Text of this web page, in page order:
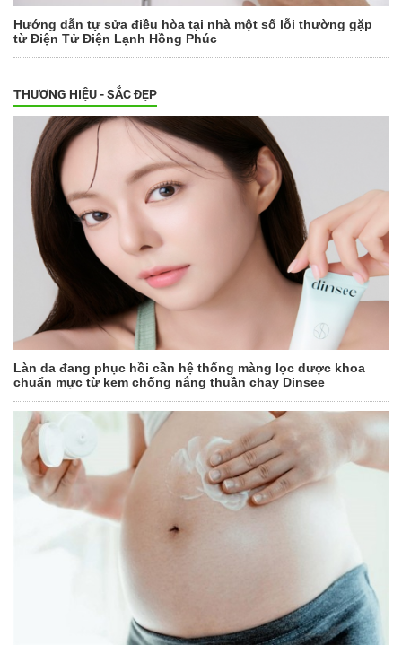
Hướng dẫn tự sửa điều hòa tại nhà một số lỗi thường gặp
từ Điện Tử Điện Lạnh Hồng Phúc
THƯƠNG HIỆU - SẮC ĐẸP
Làn da đang phục hồi cần hệ thống màng lọc dược khoa
chuẩn mực từ kem chống nắng thuần chay Dinsee